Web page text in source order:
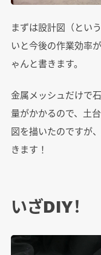
まずは設計図（とい
いと今後の作業効率
ゃんと書きます。
金属メッシュだけで
量がかかるので、土
図を描いたのですが
きます！
いざDIY！